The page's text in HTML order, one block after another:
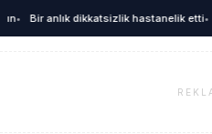
Bir anlık dikkatsizlik hastanelik etti•